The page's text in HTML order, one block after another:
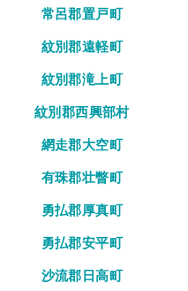
常呂郡置戸町
紋別郡遠軽町
紋別郡滝上町
紋別郡西興部村
網走郡大空町
有珠郡壮瞥町
勇払郡厚真町
勇払郡安平町
沙流郡日高町